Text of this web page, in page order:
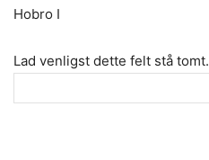
Hobro I
Lad venligst dette felt stå tomt.